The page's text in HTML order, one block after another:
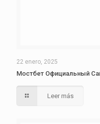
22 enero, 2025
Мостбет Официальный
Leer más